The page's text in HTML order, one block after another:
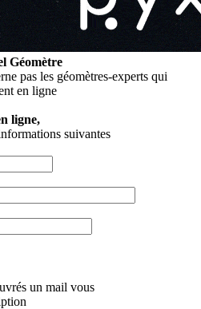
Géomètre
pas les géomètres-experts qui
en ligne
ligne,
suivantes
un mail vous